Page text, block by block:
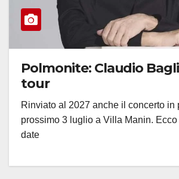
Polmonite: Claudio
tour
Rinviato al 2027 anche il concerto in
prossimo 3 luglio a Villa Manin.
date